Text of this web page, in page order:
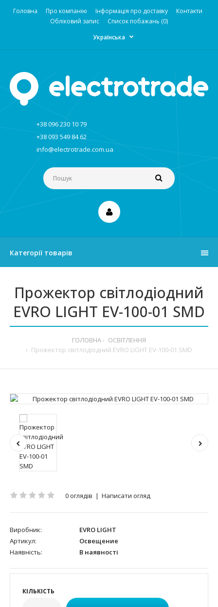
Головна Про компанію Інформація про доставку
Контакти
Обліковий запис
Список побажань (0)
Українська
+38 096 230 10 79
+38 093 549 84 62
info@electrotrade.com.ua
Категорії товарів
Прожектор світлодіодний
EVRO LIGHT EV-100-01 SMD
ГОЛОВНА
ОСВІТЛЕННЯ
Прожектор світлодіодний EVRO LIGHT EV-100-01 SMD
0 оглядів | Написати огляд
Виробник:
EVRO LIGHT
Артикул:
Освещение
Наявність:
В наявності
КІЛЬКІСТЬ